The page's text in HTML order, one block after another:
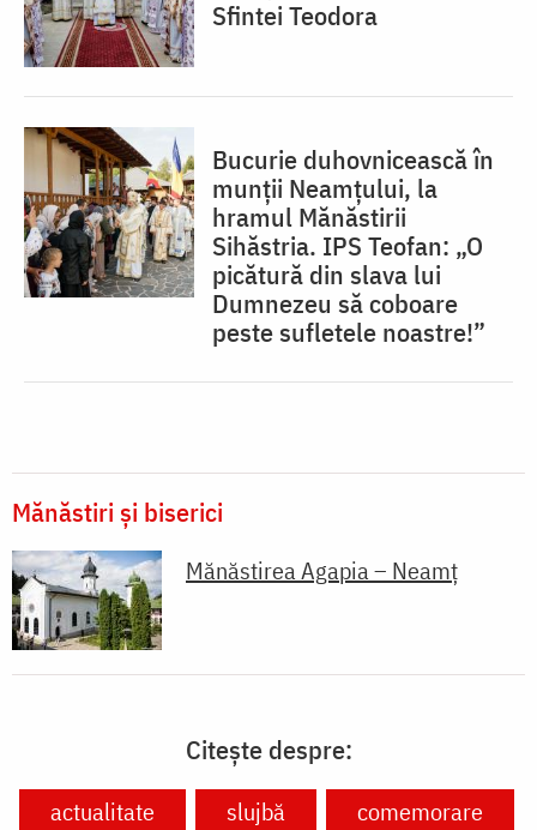
Sfintei Teodora
Bucurie duhovnicească în
munții Neamțului, la
hramul Mănăstirii
Sihăstria. IPS Teofan: „O
picătură din slava lui
Dumnezeu să coboare
peste sufletele noastre!”
Mănăstiri și biserici
Mănăstirea Agapia – Neamț
Citește despre:
actualitate slujbă comemorare